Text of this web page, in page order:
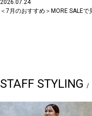
2026.07.24
＜7月のおすすめ＞MORE SALE
STAFF STYLING